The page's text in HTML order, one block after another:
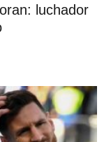
luchador